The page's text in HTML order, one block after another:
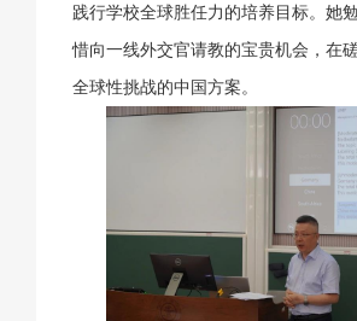
践行学校全球胜任力的培养目标。她
惜向一线外交官请教的宝贵机会，在
全球性挑战的中国方案。